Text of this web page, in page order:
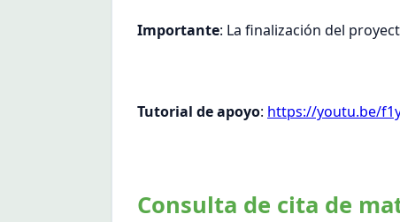
Importante: La finalización del
Tutorial de apoyo: https://youtu.be/
Consulta de cita de